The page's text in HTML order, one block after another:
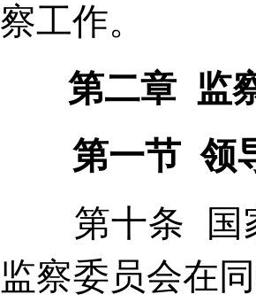
察工作。
第二章 监察
第一节 领
第十条 国家
监察委员会在